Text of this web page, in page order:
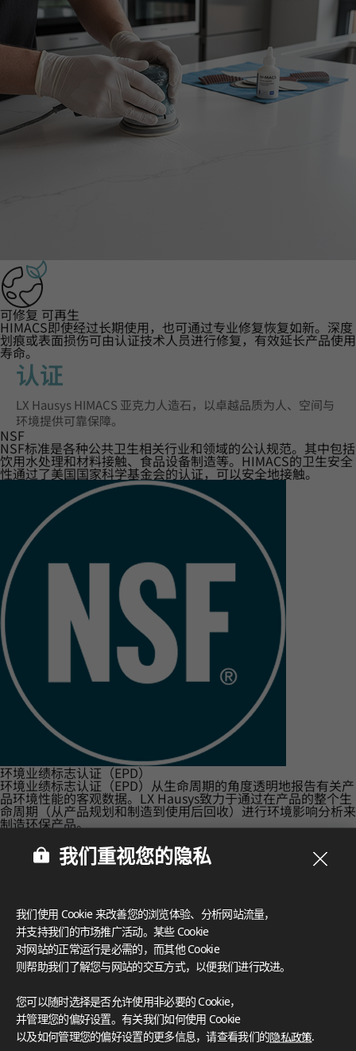
可修复 可再生
HIMACS即使经过长期使用，也可通过专业修复恢复如新。深度
划痕或表面损伤可由认证技术人员进行修复，有效延长产品使用
寿命。
认证‌
LX Hausys HIMACS 亚克力人造石，以卓越品质为人、空间与
环境提供可靠保障。
NSF
NSF标准是各种公共卫生相关行业和领域的公认规范。其中包括
饮用水处理和材料接触、食品设备制造等。HIMACS的卫生安全
性通过了美国国家科学基金会的认证，可以安全地接触。
环境业绩标志认证（EPD）
环境业绩标志认证（EPD）从生命周期的角度透明地报告有关产
品环境性能的客观数据。LX Hausys致力于通过在产品的整个生
命周期（从产品规划和制造到使用后回收）进行环境影响分析来
制造环保产品。
我们重视您的隐私
我们使用 Cookie 来改善您的浏览体验、分析网站流量，
并支持我们的市场推广活动。某些 Cookie
对网站的正常运行是必需的，而其他 Cookie
则帮助我们了解您与网站的交互方式，以便我们进行改进。
您可以随时选择是否允许使用非必要的 Cookie，
并管理您的偏好设置。有关我们如何使用 Cookie
以及如何管理您的偏好设置的更多信息，请查看我们的隐私政策.